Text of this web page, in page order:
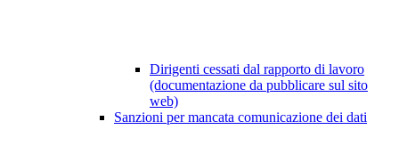
Dirigenti cessati dal rapporto di lavoro
(documentazione da pubblicare sul sito
web)
Sanzioni per mancata comunicazione dei dati